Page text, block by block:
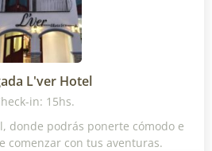
L'ver Hotel
in: 15hs.
donde podrás ponerte cómodo e
comenzar con tus aventuras.